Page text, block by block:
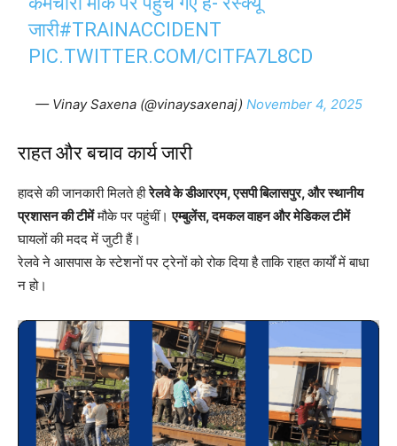
जारी#TRAINACCIDENT
PIC.TWITTER.COM/CITFA7L8CD
— Vinay Saxena (@vinaysaxenaj) November 4, 2025
राहत और बचाव कार्य जारी
हादसे की जानकारी मिलते हीरेलवे के डीआरएम, एसपी बिलासपुर, और स्थानीय
प्रशासन की टीमेंमौके पर पहुंचीं।एम्बुलेंस, दमकल वाहन और मेडिकल टीमें
घायलों की मदद में जुटी हैं।
रेलवे ने आसपास के स्टेशनों पर ट्रेनों को रोक दिया है ताकि राहत कार्यों में बाधा
न हो।